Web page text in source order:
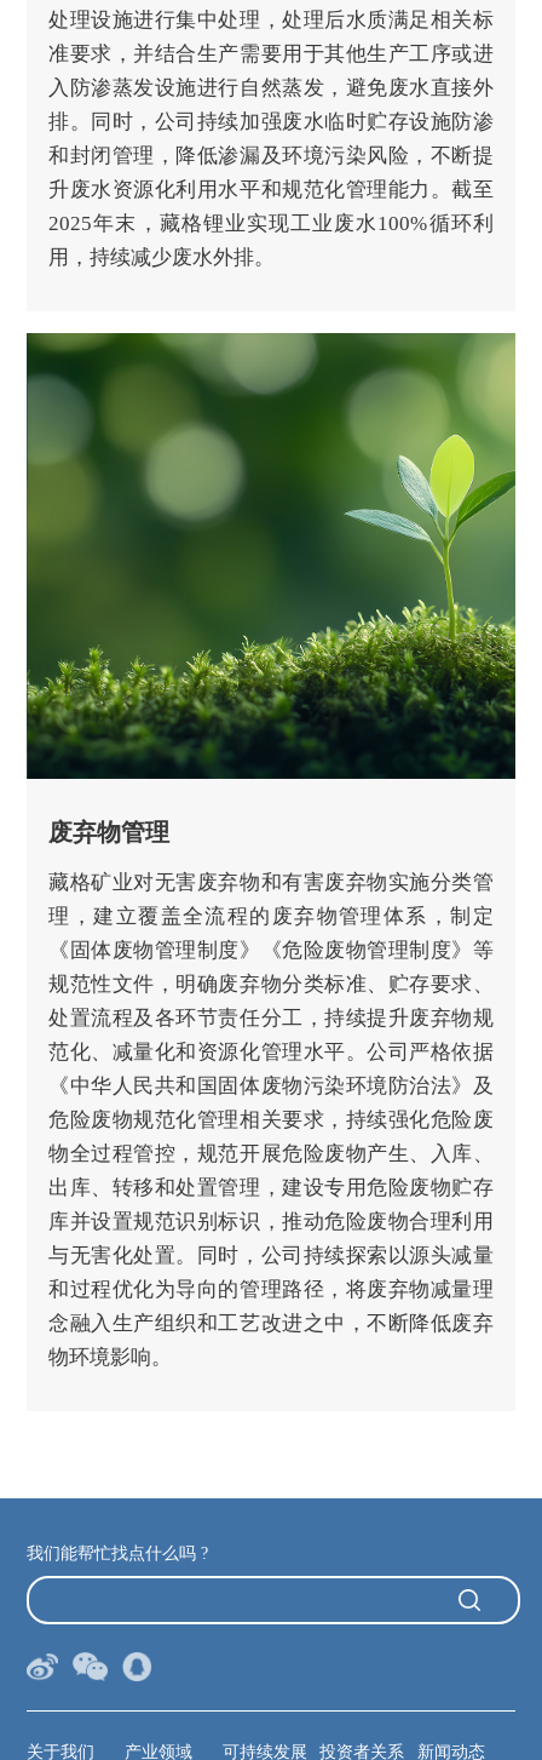
处理设施进行集中处理，处理后水质满足相关标
准要求，并结合生产需要用于其他生产工序或进
入防渗蒸发设施进行自然蒸发，避免废水直接外
排。同时，公司持续加强废水临时贮存设施防渗
和封闭管理，降低渗漏及环境污染风险，不断提
升废水资源化利用水平和规范化管理能力。截至
2025年末，藏格锂业实现工业废水100%循环利
用，持续减少废水外排。
废弃物管理
藏格矿业对无害废弃物和有害废弃物实施分类管
理，建立覆盖全流程的废弃物管理体系，制定
《固体废物管理制度》《危险废物管理制度》等
规范性文件，明确废弃物分类标准、贮存要求、
处置流程及各环节责任分工，持续提升废弃物规
范化、减量化和资源化管理水平。公司严格依据
《中华人民共和国固体废物污染环境防治法》及
危险废物规范化管理相关要求，持续强化危险废
物全过程管控，规范开展危险废物产生、入库、
出库、转移和处置管理，建设专用危险废物贮存
库并设置规范识别标识，推动危险废物合理利用
与无害化处置。同时，公司持续探索以源头减量
和过程优化为导向的管理路径，将废弃物减量理
念融入生产组织和工艺改进之中，不断降低废弃
物环境影响。
我们能帮忙找点什么吗 ?
关于我们 产业领域 可持续发展 投资者关系 新闻动态